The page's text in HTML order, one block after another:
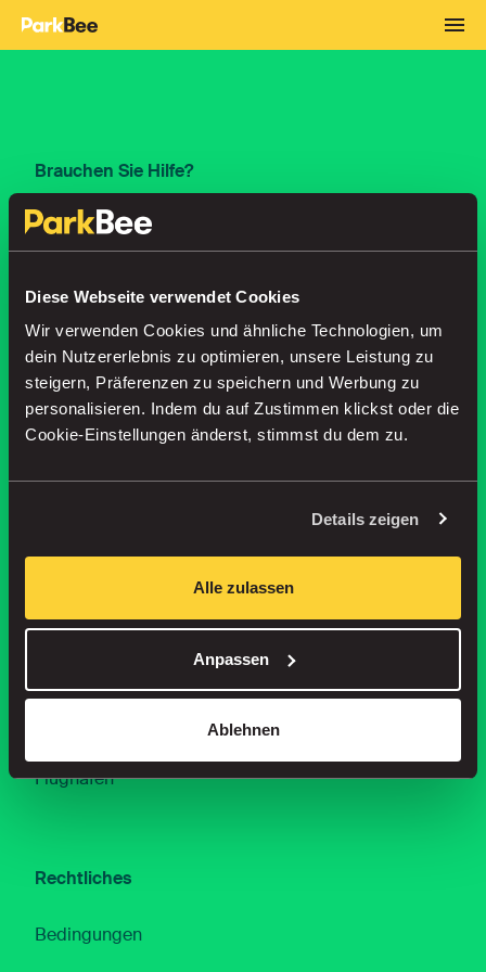
Diese Webseite verwendet Cookies
Wir verwenden Cookies und ähnliche Technologien, um
dein Nutzererlebnis zu optimieren, unsere Leistung zu
steigern, Präferenzen zu speichern und Werbung zu
personalisieren. Indem du auf Zustimmen klickst oder die
Cookie-Einstellungen änderst, stimmst du dem zu.
Details zeigen
Alle zulassen
Anpassen
Ablehnen
Brauchen Sie Hilfe?
Wie es funktioniert
Kontakt
Über uns
Immobilien
Flughäfen
Rechtliches
Bedingungen